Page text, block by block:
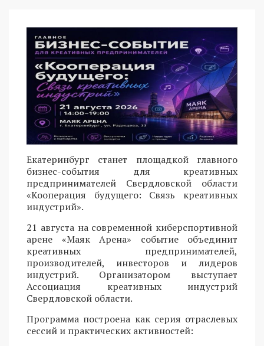
Екатеринбург станет площадкой главного
бизнес-события для креативных
предпринимателей Свердловской области
«Кооперация будущего: Связь креативных
индустрий».
21 августа на современной киберспортивной
арене «Маяк Арена» событие объединит
креативных предпринимателей,
производителей, инвесторов и лидеров
индустрий. Организатором выступает
Ассоциация креативных индустрий
Свердловской области.
Программа построена как серия отраслевых
сессий и практических активностей: